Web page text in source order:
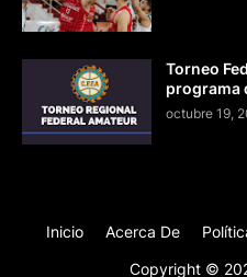
Torneo
programa
octubre 19,
Copyright ©
Inicio Acerca De